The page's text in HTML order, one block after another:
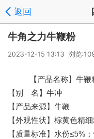
返回
牛角之力牛鞭粉
2023-12-15 13:13 浏览
【产品名称】牛鞭
【别 名】牛冲
【产品来源】牛鞭
【外观性状】棕黄色精
【质量标准】水份≤5%